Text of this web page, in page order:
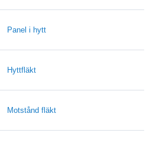
Panel i hytt
Hyttfläkt
Motstånd fläkt